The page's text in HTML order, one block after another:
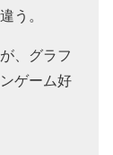
う。
、グラフ
ゲーム好